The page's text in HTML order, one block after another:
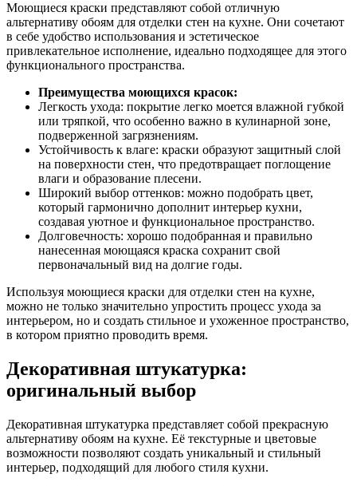
Моющиеся краски представляют собой отличную
альтернативу обоям для отделки стен на кухне. Они сочетают
в себе удобство использования и эстетическое
привлекательное исполнение, идеально подходящее для этого
функционального пространства.
Преимущества моющихся красок:
Легкость ухода: покрытие легко моется влажной губкой
или тряпкой, что особенно важно в кулинарной зоне,
подверженной загрязнениям.
Устойчивость к влаге: краски образуют защитный слой
на поверхности стен, что предотвращает поглощение
влаги и образование плесени.
Широкий выбор оттенков: можно подобрать цвет,
который гармонично дополнит интерьер кухни,
создавая уютное и функциональное пространство.
Долговечность: хорошо подобранная и правильно
нанесенная моющаяся краска сохранит свой
первоначальный вид на долгие годы.
Используя моющиеся краски для отделки стен на кухне,
можно не только значительно упростить процесс ухода за
интерьером, но и создать стильное и ухоженное пространство,
в котором приятно проводить время.
Декоративная штукатурка:
оригинальный выбор
Декоративная штукатурка представляет собой прекрасную
альтернативу обоям на кухне. Её текстурные и цветовые
возможности позволяют создать уникальный и стильный
интерьер, подходящий для любого стиля кухни.